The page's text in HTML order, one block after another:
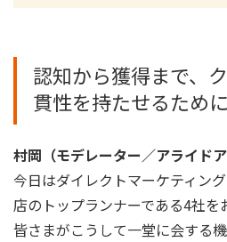
認知から獲得まで、
貫性を持たせるため
村岡（モデレーター／アライド
今日はダイレクトマーケティン
店のトップランナーである4社
皆さまがこうして一堂に会する